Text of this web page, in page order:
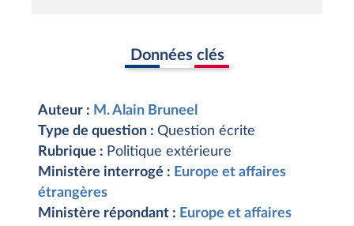
Données clés
Auteur : M. Alain Bruneel
Type de question : Question écrite
Rubrique : Politique extérieure
Ministère interrogé : Europe et affaires
étrangères
Ministère répondant : Europe et affaires